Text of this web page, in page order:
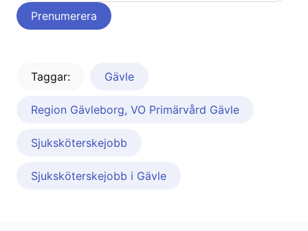
Taggar: Gävle
Region Gävleborg, VO Primärvård Gävle
Sjuksköterskejobb
Sjuksköterskejobb i Gävle